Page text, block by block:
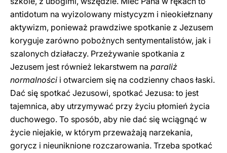
antidotum na wyizolowany mistycyzm i nieokiełznany
aktywizm, ponieważ prawdziwe spotkanie z Jezusem
koryguje zarówno pobożnych sentymentalistów, jak i
szalonych działaczy. Przeżywanie spotkania z
Jezusem jest również lekarstwem na paraliż
normalności i otwarciem się na codzienny chaos łaski.
Dać się spotkać Jezusowi, spotkać Jezusa: to jest
tajemnica, aby utrzymywać przy życiu płomień życia
duchowego. To sposób, aby nie dać się wciągnąć w
życie niejakie, w którym przeważają narzekania,
gorycz i nieuniknione rozczarowania. Trzeba spotkać